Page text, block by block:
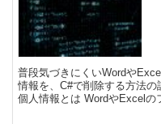
普段気づきにくいWordや
情報を、C#で削除する方法の話です。 Wordや
個人情報とは WordやExcelの